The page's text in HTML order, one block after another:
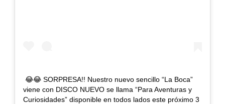
😂😂 SORPRESA!! Nuestro nuevo sencillo “La Boca”
viene con DISCO NUEVO se llama “Para Aventuras y
Curiosidades” disponible en todos lados este próximo 3